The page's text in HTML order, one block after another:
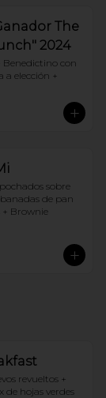
2024
Benedictino con
a elección +
sobre
de pan
Brownie
revueltos +
de hojas verdes